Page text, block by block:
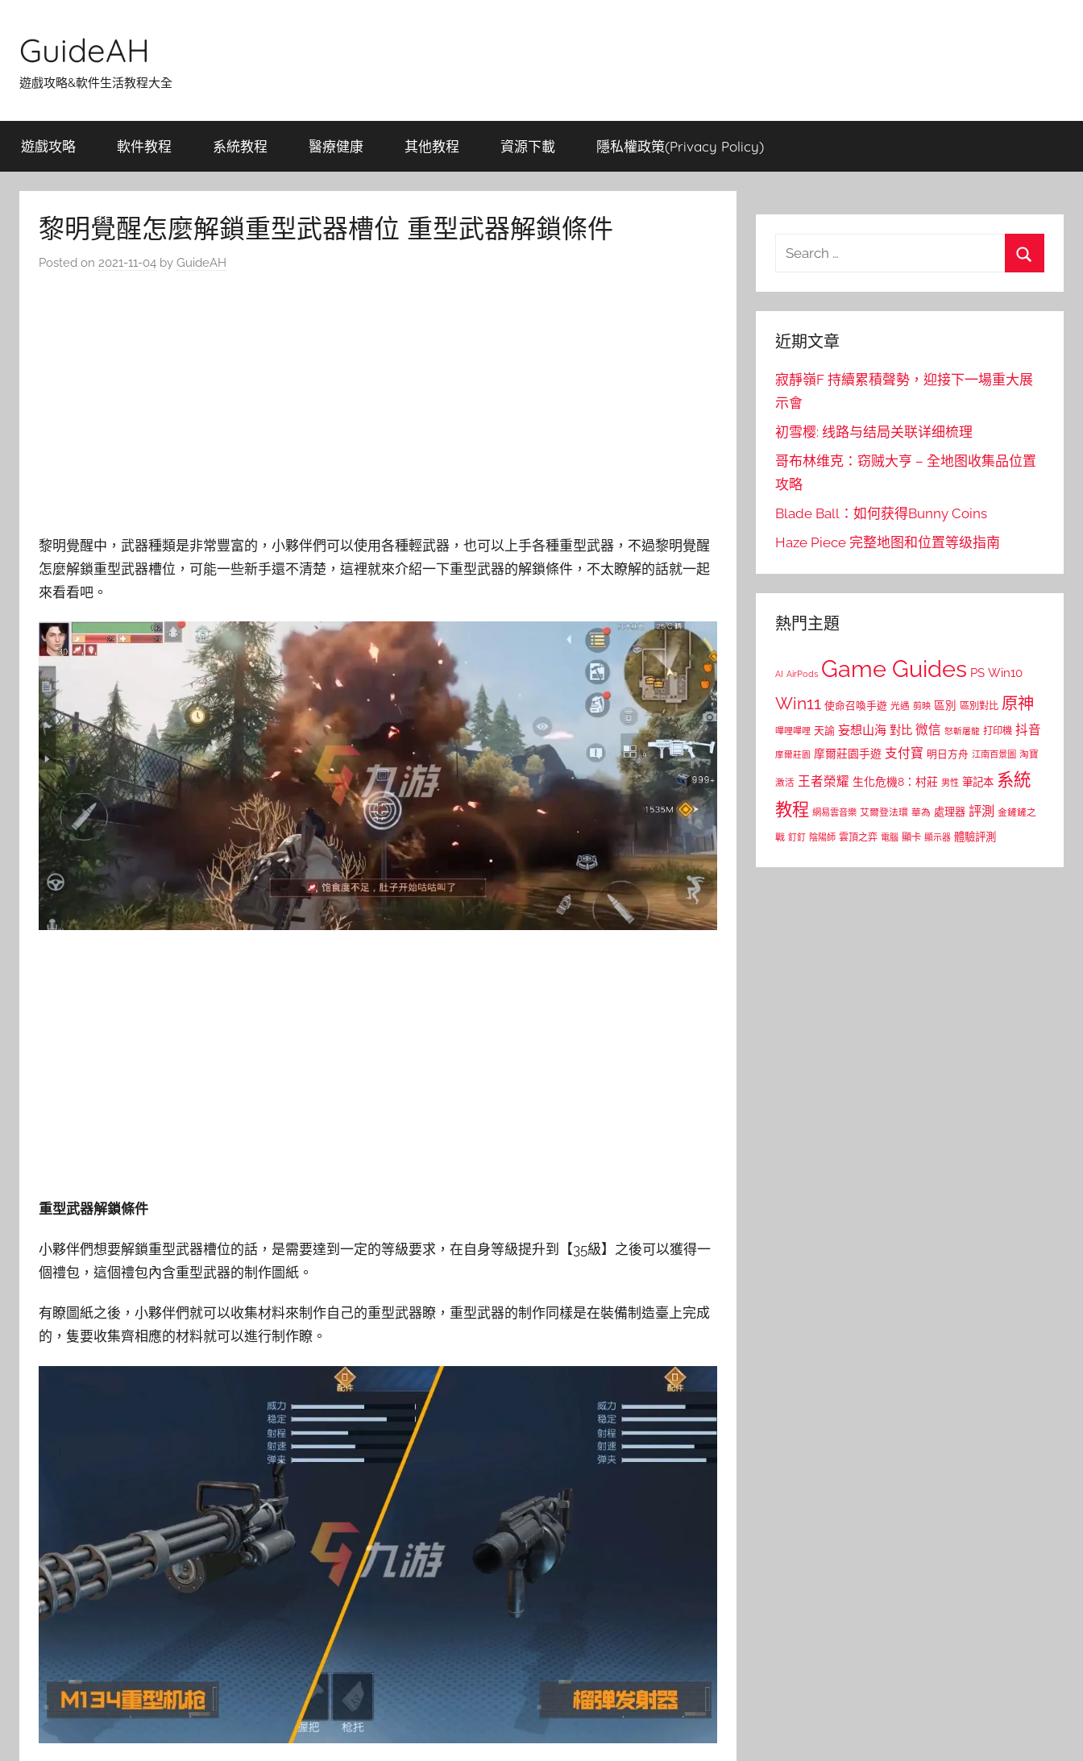
content
GuideAH
遊戲攻略&軟件生活教程大全
遊戲攻略 軟件教程 系統教程 醫療健康 其他教程 資源下載 隱私權政策(Privacy Policy)
黎明覺醒怎麼解鎖重型武器槽位 重型武器解鎖條件
Posted on 2021-11-04 by GuideAH
黎明覺醒中，武器種類是非常豐富的，小夥伴們可以使用各種輕武器，也可以上手各種重型武器，不過黎明覺醒
怎麼解鎖重型武器槽位，可能一些新手還不清楚，這裡就來介紹一下重型武器的解鎖條件，不太瞭解的話就一起
來看看吧。
重型武器解鎖條件
小夥伴們想要解鎖重型武器槽位的話，是需要達到一定的等級要求，在自身等級提升到【35級】之後可以獲得一
個禮包，這個禮包內含重型武器的制作圖紙。
有瞭圖紙之後，小夥伴們就可以收集材料來制作自己的重型武器瞭，重型武器的制作同樣是在裝備制造臺上完成
的，隻要收集齊相應的材料就可以進行制作瞭。
Search
近期文章
寂靜嶺F 持續累積聲勢，迎接下一場重大展
示會
初雪樱: 线路与结局关联详细梳理
哥布林维克：窃贼大亨 – 全地图收集品位置
攻略
Blade Ball：如何获得Bunny Coins
Haze Piece 完整地图和位置等级指南
熱門主題
AI AirPods Game Guides PS Win10
Win11 使命召喚手遊 光遇 剪映 區別 區別對比 原神
嗶哩嗶哩 天諭 妄想山海 對比 微信 怒斬屠龍 打印機 抖音
摩爾莊園 摩爾莊園手遊 支付寶 明日方舟 江南百景圖 淘寶
激活 王者榮耀 生化危機8：村莊 男性 筆記本 系統
教程 網易雲音樂 艾爾登法環 華為 處理器 評測 金鏟鏟之
戰 釘釘 陰陽師 雲頂之弈 電腦 顯卡 顯示器 體驗評測